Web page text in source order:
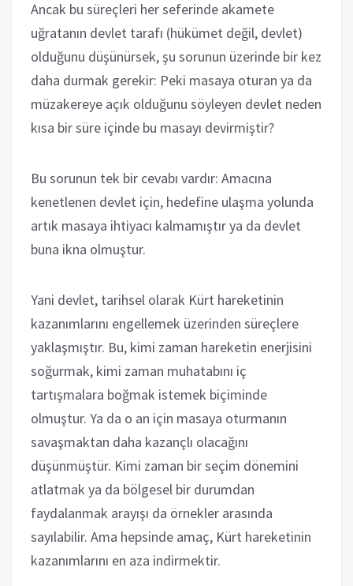
Ancak bu süreçleri her seferinde akamete
uğratanın devlet tarafı (hükümet değil, devlet)
olduğunu düşünürsek, şu sorunun üzerinde bir kez
daha durmak gerekir: Peki masaya oturan ya da
müzakereye açık olduğunu söyleyen devlet neden
kısa bir süre içinde bu masayı devirmiştir?
Bu sorunun tek bir cevabı vardır: Amacına
kenetlenen devlet için, hedefine ulaşma yolunda
artık masaya ihtiyacı kalmamıştır ya da devlet
buna ikna olmuştur.
Yani devlet, tarihsel olarak Kürt hareketinin
kazanımlarını engellemek üzerinden süreçlere
yaklaşmıştır. Bu, kimi zaman hareketin enerjisini
soğurmak, kimi zaman muhatabını iç
tartışmalara boğmak istemek biçiminde
olmuştur. Ya da o an için masaya oturmanın
savaşmaktan daha kazançlı olacağını
düşünmüştür. Kimi zaman bir seçim dönemini
atlatmak ya da bölgesel bir durumdan
faydalanmak arayışı da örnekler arasında
sayılabilir. Ama hepsinde amaç, Kürt hareketinin
kazanımlarını en aza indirmektir.